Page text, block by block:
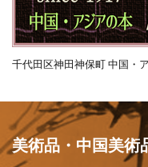
千代田区神田神保町 中国・
美術品・中国美術